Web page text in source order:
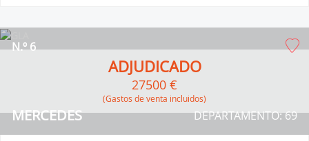
MERCEDES
N.º 6
DEPARTAMENTO: 69
ADJUDICADO
27500 €
(Gastos de venta incluidos)